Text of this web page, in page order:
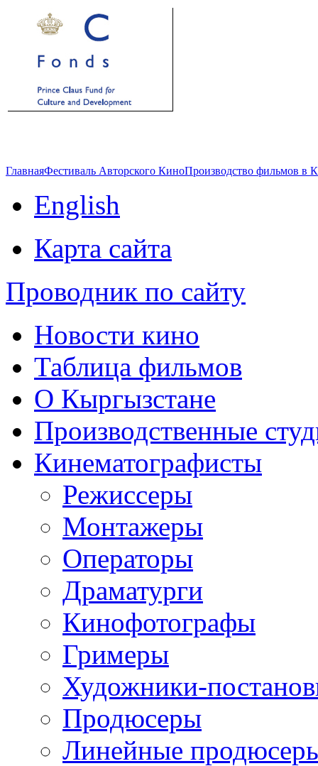
ГлавнаяФестиваль Авторского КиноПроизводство фильмов в
English
Карта сайта
Проводник по сайту
Новости кино
Таблица фильмов
О Кыргызстане
Производственные
Кинематографисты
Режиссеры
Монтажеры
Операторы
Драматурги
Кинофотографы
Гримеры
Художники-
Продюсеры
Линейные